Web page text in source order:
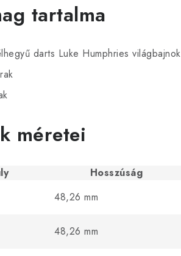
tartalma
darts Luke Humphries világbajnok
méretei
Hosszúság
48,26 mm
48,26 mm